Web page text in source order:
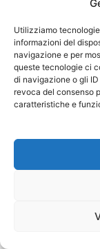
Utilizziamo
informazioni del
navigazione e per
queste tecnologie ci
di navigazione o gli
revoca del consenso
caratteristiche e
7
6